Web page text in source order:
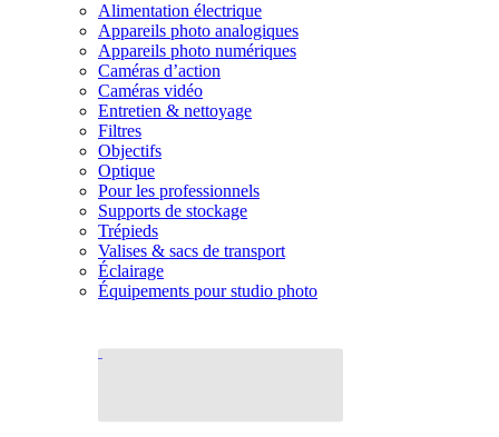
Alimentation électrique
Appareils photo analogiques
Appareils photo numériques
Caméras d’action
Caméras vidéo
Entretien & nettoyage
Filtres
Objectifs
Optique
Pour les professionnels
Supports de stockage
Trépieds
Valises & sacs de transport
Éclairage
Équipements pour studio photo